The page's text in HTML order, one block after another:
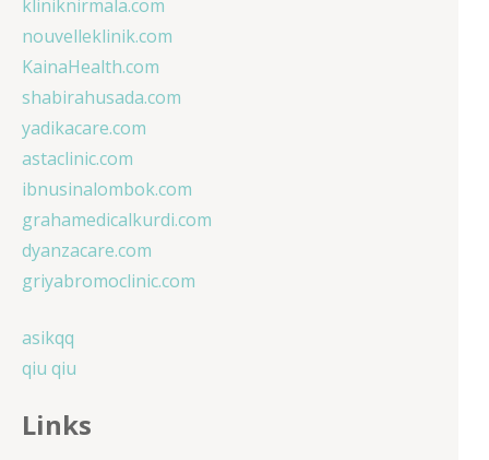
kliniknirmala.com
nouvelleklinik.com
KainaHealth.com
shabirahusada.com
yadikacare.com
astaclinic.com
ibnusinalombok.com
grahamedicalkurdi.com
dyanzacare.com
griyabromoclinic.com
asikqq
qiu qiu
Links